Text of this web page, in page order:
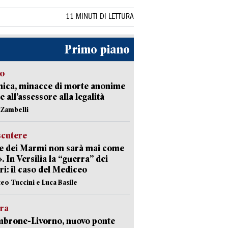
11 MINUTI DI LETTURA
Primo piano
minacce di morte anonime
all’assessore alla legalità
dei Marmi non sarà mai come
In Versilia la “guerra” dei
il caso del Mediceo
Tuccini e Luca Basile
Livorno, nuovo ponte